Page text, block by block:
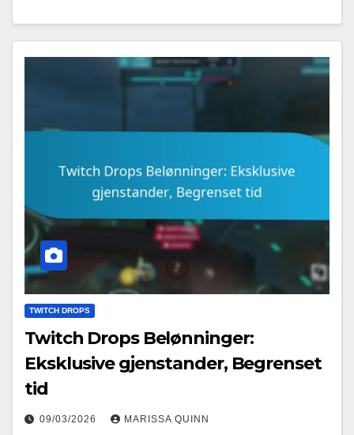
TWITCH DROPS
Twitch Drops Belønninger:
Eksklusive gjenstander, Begrenset
tid
09/03/2026 MARISSA QUINN